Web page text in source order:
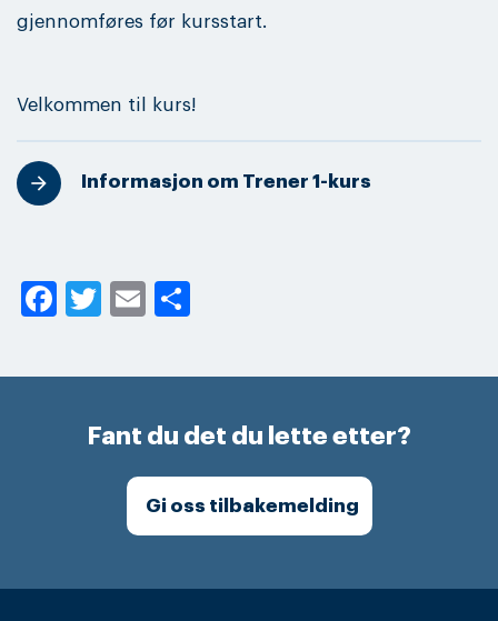
gjennomføres før kursstart.
Velkommen til kurs!
Informasjon om Trener 1-kurs
Facebook
Twitter
Email
Fant du det du lette etter?
Gi oss tilbakemelding